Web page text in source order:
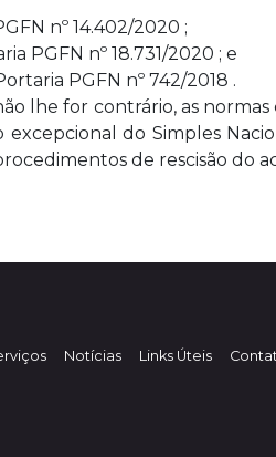
nº 14.402/2020 ;
PGFN nº 18.731/2020 ; e
PGFN nº 742/2018 .
lhe for contrário, as normas
excepcional do Simples
de rescisão do
Notícias Links Úteis